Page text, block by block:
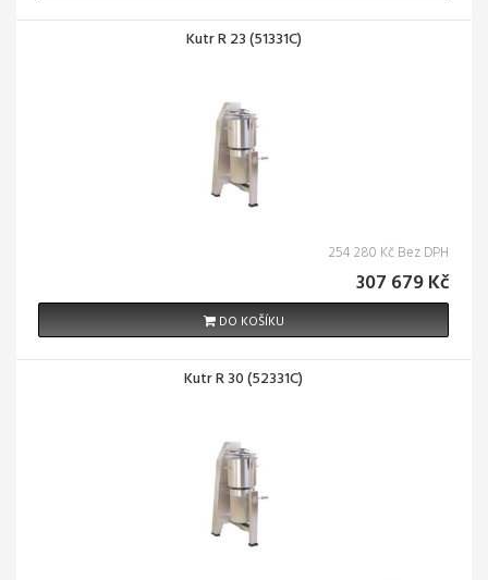
Kutr R 23 (51331C)
254 280 Kč Bez DPH
307 679 Kč
DO KOŠÍKU
Kutr R 30 (52331C)